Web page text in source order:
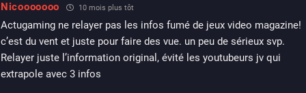
Nicooooooo 10 mois plus tôt
Actugaming ne relayer pas les infos fumé de jeux video magazine!
c’est du vent et juste pour faire des vue. un peu de sérieux svp.
Relayer juste l’information original, évité les youtubeurs jv qui
extrapole avec 3 infos